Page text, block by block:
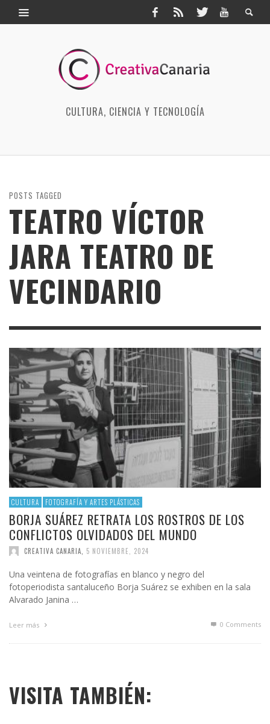
CULTURA, CIENCIA Y TECNOLOGÍA
POSTS TAGGED
TEATRO VÍCTOR
JARA TEATRO DE
VECINDARIO
CULTURA FOTOGRAFÍA Y ARTES PLÁSTICAS
BORJA SUÁREZ RETRATA LOS ROSTROS DE LOS
CONFLICTOS OLVIDADOS DEL MUNDO
CREATIVA CANARIA 5 NOVIEMBRE, 2024
Una veintena de fotografías en blanco y negro del
fotoperiodista santaluceño Borja Suárez se exhiben en la sala
Alvarado Janina …
Leer más 0 Comments
VISITA TAMBIÉN: